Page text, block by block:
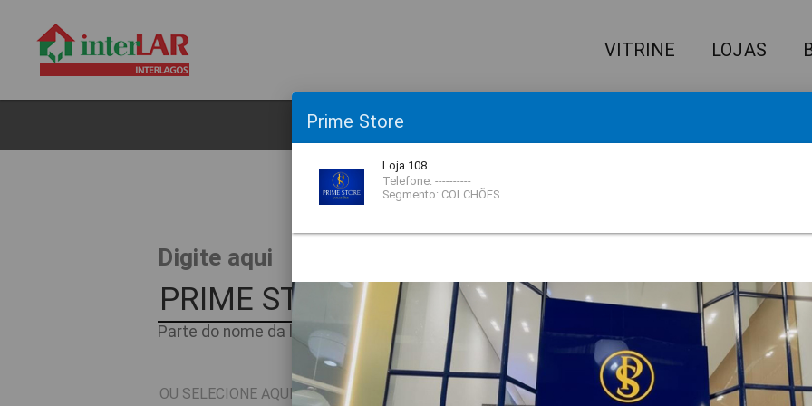
VITRINE LOJAS
CLIQUE AQUI
Digite aqui
Parte do nome da loja ou nome do filme
OU SELECIONE AQUI O SEGMENTO DA LOJA
Prime Store
Loja 108
Telefone: ----------
Segmento: COLCHÕES